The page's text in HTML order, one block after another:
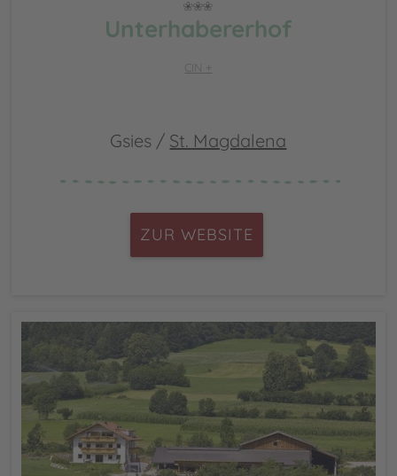
Unterhabererhof
CIN +
Gsies / St. Magdalena
ZUR WEBSITE